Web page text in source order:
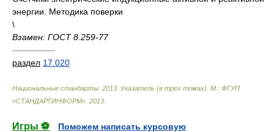
энергии. Методика поверки
\
Взамен: ГОСТ 8.259-77
—————
раздел 17.020
Национальные стандарты. 2013. Указатель (в трех томах). М.: ФГУП
«СТАНДАРТИНФОРМ» 2013
Игры ⚽
Поможем написать курсовую